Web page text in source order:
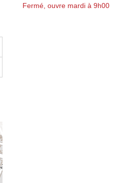
Fermé, ouvre mardi à 9h00